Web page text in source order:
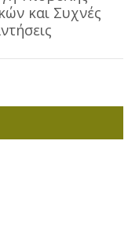
και Συχνές